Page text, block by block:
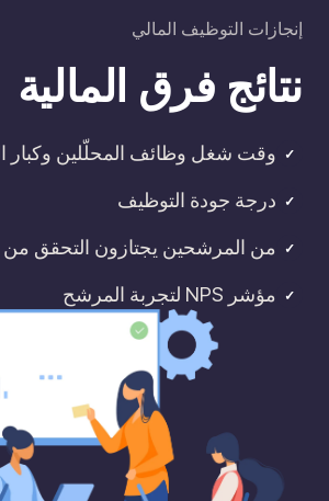
إنجازات التوظيف المالي
نتائج فرق المالية
✓ وقت شغل وظائف المحلّلين وكبار
✓ درجة جودة التوظيف
✓ من المرشحين يجتازون التحقق من
✓ مؤشر NPS لتجربة المرشح